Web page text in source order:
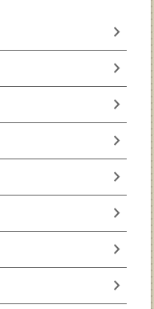
chevron_right
chevron_right
chevron_right
chevron_right
chevron_right
chevron_right
chevron_right
chevron_right